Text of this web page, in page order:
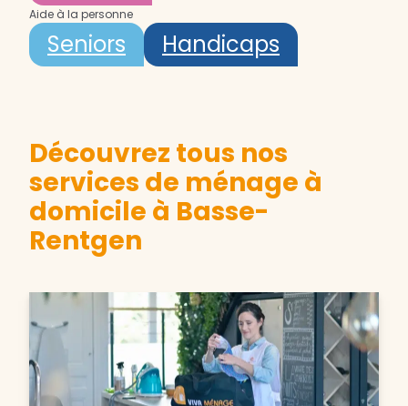
Aide à la personne
Seniors Handicaps
Découvrez tous nos
services de ménage à
domicile à Basse-
Rentgen